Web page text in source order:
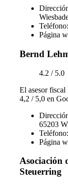
Página
Bernd
4.2 / 5.0
El asesor
4,2 / 5,0 en
65203
Página
Asociación
Steuerring